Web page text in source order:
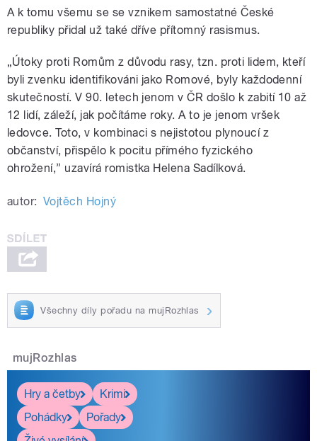
A k tomu všemu se se vznikem samostatné České
republiky přidal už také dříve přítomný rasismus.
„Útoky proti Romům z důvodu rasy, tzn. proti lidem, kteří
byli zvenku identifikováni jako Romové, byly každodenní
skutečností. V 90. letech jenom v ČR došlo k zabití 10 až
12 lidí, záleží, jak počítáme roky. A to je jenom vršek
ledovce. Toto, v kombinaci s nejistotou plynoucí z
občanství, přispělo k pocitu přímého fyzického
ohrožení,” uzavírá romistka Helena Sadílková.
autor: Vojtěch Hojný
Všechny díly pořadu na mujRozhlas
mujRozhlas
Hry a četby
Krimi
Pohádky
Pořady